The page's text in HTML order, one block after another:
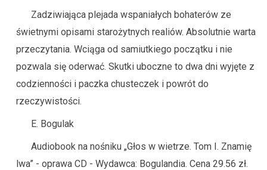
Zadziwiająca plejada wspaniałych bohaterów ze
świetnymi opisami starożytnych realiów. Absolutnie warta
przeczytania. Wciąga od samiutkiego początku i nie
pozwala się oderwać. Skutki uboczne to dwa dni wyjęte z
codzienności i paczka chusteczek i powrót do
rzeczywistości.
E. Bogulak
Audiobook na nośniku „Głos w wietrze. Tom I. Znamię
lwa” - oprawa CD - Wydawca: Bogulandia. Cena 29.56 zł.